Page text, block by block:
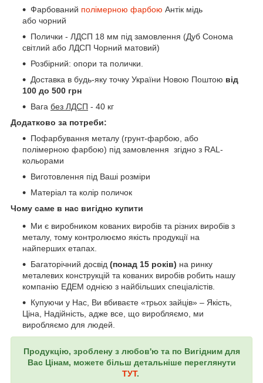
Фарбований полімерною фарбою Антік мідь
або чорний
Полички - ЛДСП 18 мм під замовлення (Дуб Сонома
світлий або ЛДСП Чорний матовий)
Розбірний: опори та полички.
Доставка в будь-яку точку України Новою Поштою від
100 до 500 грн
Вага без ЛДСП - 40 кг
Додатково за потреби:
Пофарбування металу (грунт-фарбою, або
полімерною фарбою) під замовлення згідно з RAL-
кольорами
Виготовлення під Ваші розміри
Матеріал та колір поличок
Чому саме в нас вигідно купити
Ми є виробником кованих виробів та різних виробів з
металу, тому контролюємо якість продукції на
найперших етапах.
Багаторічний досвід (понад 15 років) на ринку
металевих конструкцій та кованих виробів робить нашу
компанію ЕДЕМ однією з найбільших спеціалістів.
Купуючи у Нас, Ви вбиваєте «трьох зайців» – Якість,
Ціна, Надійність, адже все, що виробляємо, ми
виробляємо для людей.
Продукцію, зроблену з любов'ю та по Вигідним для
Вас Цінам, можете більш детальніше переглянути
ТУТ.